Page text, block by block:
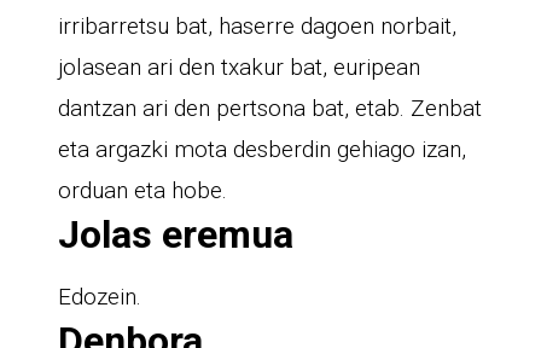
irribarretsu bat, haserre dagoen norbait,
jolasean ari den txakur bat, euripean
dantzan ari den pertsona bat, etab. Zenbat
eta argazki mota desberdin gehiago izan,
orduan eta hobe.
Jolas eremua
Edozein.